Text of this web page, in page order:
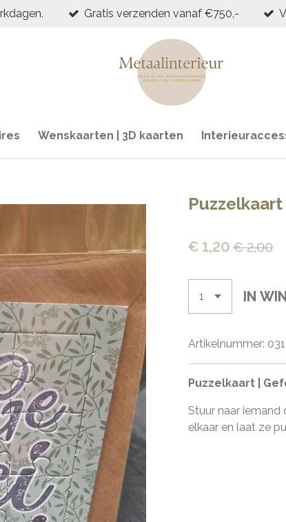
Gratis verzenden vanaf €750,-
Wenskaarten | 3D kaarten
€ 1,20 € 2,00
IN
Artikelnummer: 031
Puzzelkaart |
Stuur naar iemand
elkaar en laat ze